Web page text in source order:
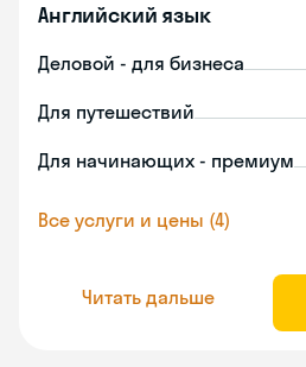
Английский язык
Деловой - для бизнеса
Для путешествий
Для начинающих - премиум
Все услуги и цены (4)
Читать дальше